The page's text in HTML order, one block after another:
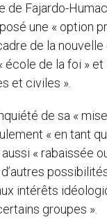
de Fajardo-
une « option
de la nouvelle
école de la foi »
et civiles ».
de sa «
« en tant
« rabaissée
intérêts
groupes ».